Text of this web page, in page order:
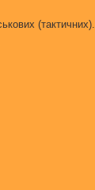
(тактичних).